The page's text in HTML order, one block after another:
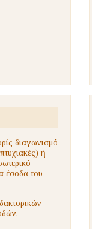
διαγωνισμό
ή
έσοδα του